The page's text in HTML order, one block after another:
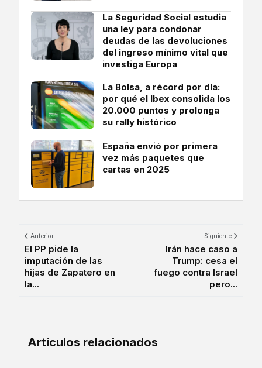
La Seguridad Social estudia
una ley para condonar
deudas de las devoluciones
del ingreso mínimo vital que
investiga Europa
La Bolsa, a récord por día:
por qué el Ibex consolida los
20.000 puntos y prolonga
su rally histórico
España envió por primera
vez más paquetes que
cartas en 2025
Anterior
El PP pide la
imputación de las
hijas de Zapatero en
la...
Siguiente
Irán hace caso a
Trump: cesa el
fuego contra Israel
pero...
Artículos relacionados